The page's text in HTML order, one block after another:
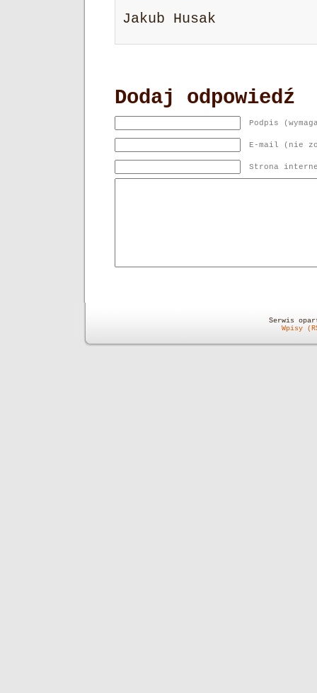
Jakub Husak
Dodaj odpowiedź
Podpis
E-mail (nie
Strona
Serwis
Wpisy